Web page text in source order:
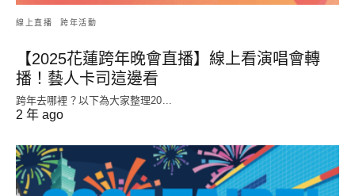
線上直播 跨年活動
【2025花蓮跨年晚會直播】線上看演唱會轉
播！藝人卡司這邊看
跨年去哪裡？以下為大家整理20...
2 年 ago